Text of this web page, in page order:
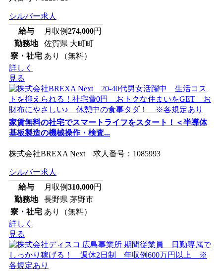
シルバー求人
給与
月収例274,000円
勤務地
佐賀県 大町町
寮・社宅 あり（無料）
詳しく
見る
家賃無料の社宅でスマートライフをスタート！＜半導体
基板製造の機械操作・検査...
株式会社BREXA Next 求人番号：1085993
シルバー求人
給与
月収例310,000円
勤務地
長野県 茅野市
寮・社宅 あり（無料）
詳しく
見る